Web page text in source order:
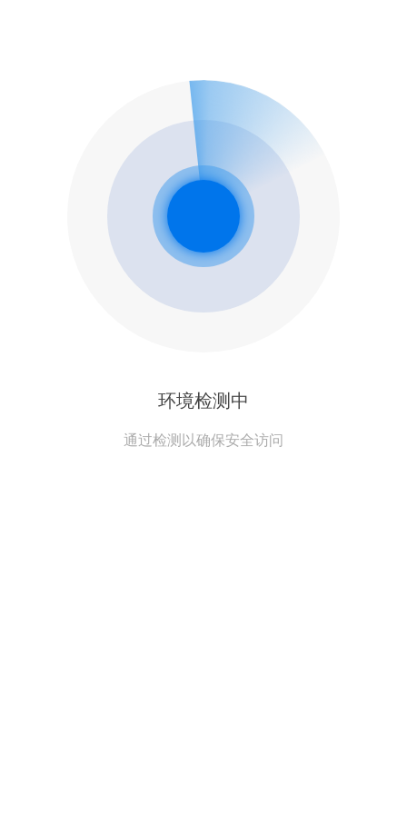
环境检测中
通过检测以确保安全访问